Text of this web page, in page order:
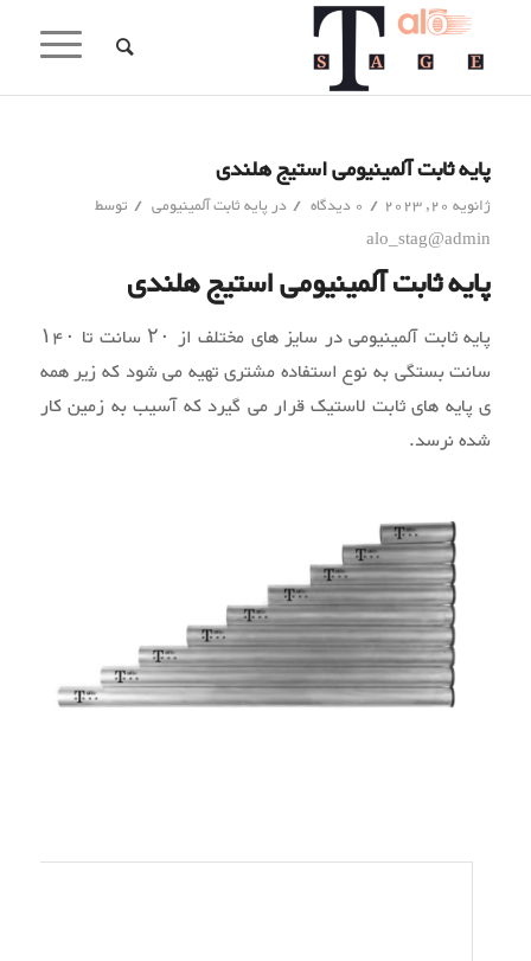
پایه ثابت آلمینیومی استیج هلندی
ژانویه 20, 2023 / 0 دیدگاه / درپایه ثابت آلمینیومی / توسط
alo_stag@admin
پایه ثابت آلمینیومی استیج هلندی
پایه ثابت آلمینیومی در سایز های مختلف از ۲۰ سانت تا ۱۴۰
سانت بستگی به نوع استفاده مشتری تهيه می شود که زیر همه
ی پایه های ثابت لاستيک قرار می گیرد که آسیب به زمین کار
شده نرسد.